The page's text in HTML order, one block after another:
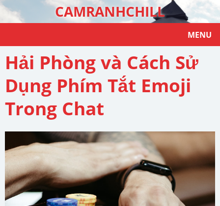
CAMRANHCHILL
MENU
Hải Phòng và Cách Sử
Dụng Phím Tắt Emoji
Trong Chat